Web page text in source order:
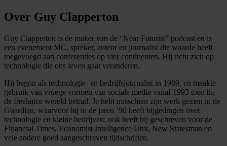
Over Guy Clapperton
Guy Clapperton is de maker van de “Near Futurist” podcast en is
een evenement MC, spreker, auteur en journalist die waarde heeft
toegevoegd aan conferenties op vier continenten. Hij richt zich op
technologie die ons leven gaat veranderen.
Hij begon als technologie- en bedrijfsjournalist in 1989, en maakte
gebruik van vroege vormen van sociale media vanaf 1993 toen hij
de freelance wereld betrad. Je hebt misschien zijn werk gezien in de
Guardian, waarvoor hij in de jaren ’90 heeft bijgedragen over
technologie en kleine bedrijven; ook heeft hij geschreven voor de
Financial Times, Economist Intelligence Unit, New Statesman en
vele andere goed aangeschreven tijdschriften.